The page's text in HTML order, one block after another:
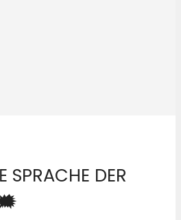
SPRACHE DER
🗯️